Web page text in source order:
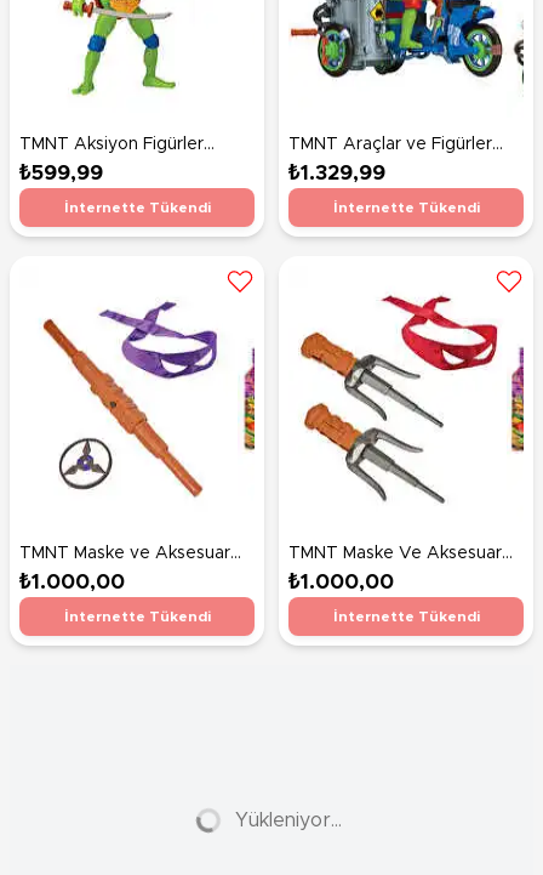
TMNT Aksiyon Figürler
83269 Leonardo
₺599,99
İnternette Tükendi
TMNT Araçlar ve Figürler
Battle Cycle With Raphael
83430
₺1.329,99
İnternette Tükendi
TMNT Maske ve Aksesuar
Seti Bastone Do Di
Donatello
₺1.000,00
İnternette Tükendi
TMNT Maske Ve Aksesuar
Seti Pugnali Sai Di Raffaelo
₺1.000,00
İnternette Tükendi
Yükleniyor...